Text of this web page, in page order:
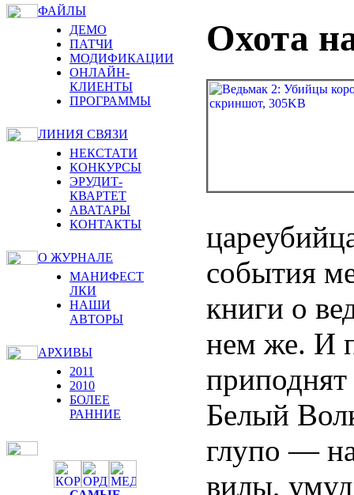
ФАЙЛЫ
ДЕМО
ПАТЧИ
МОДИФИКАЦИИ
ОНЛАЙН-
КЛИЕНТЫ
ПРОГРАММЫ
ЛИНИЯ СВЯЗИ
НЕКСТАТИ
КОНКУРСЫ
ЭРУДИТ-
КВАРТЕТ
АВАТАРЫ
КОНТАКТЫ
О ЖУРНАЛЕ
МАНИФЕСТ
ЛКИ
НАШИ
АВТОРЫ
АРХИВЫ
2011
2010
БОЛЕЕ
РАННИЕ
Охота
события
книги о
нем же. И
Белый
глупо —
вилы,